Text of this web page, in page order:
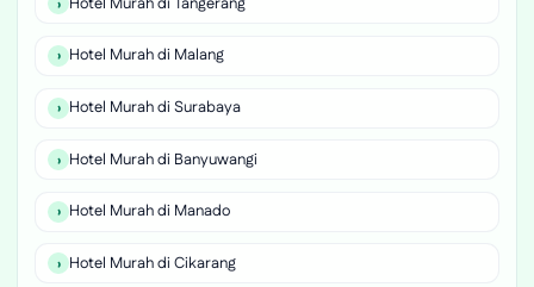
Hotel Murah di Malang
Hotel Murah di Surabaya
Hotel Murah di Banyuwangi
Hotel Murah di Manado
Hotel Murah di Cikarang